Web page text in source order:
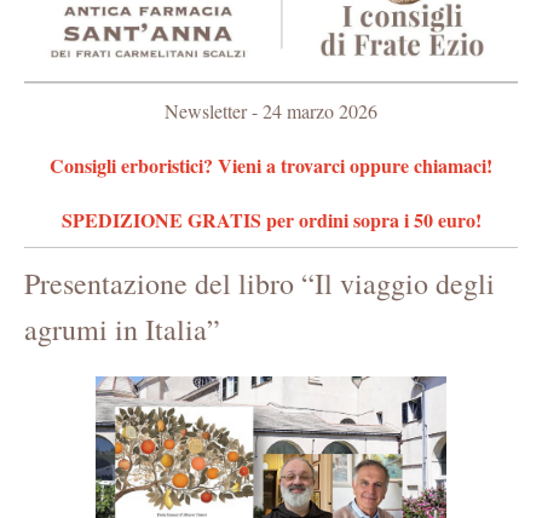
Newsletter - 24 marzo 2026
Consigli erboristici? Vieni a trovarci oppure chiamaci!
SPEDIZIONE GRATIS per ordini sopra i 50 euro!
Presentazione del libro “Il viaggio degli
agrumi in Italia”